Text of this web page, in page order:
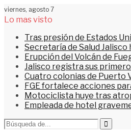
viernes, agosto 7
Lo mas visto
Tras presión de Estados
Secretaría de Salud
Erupción del Volcán de
Jalisco registra sus
Cuatro colonias de Puerto
FGE fortalece acciones
Motociclista huye tras
Empleada de hotel